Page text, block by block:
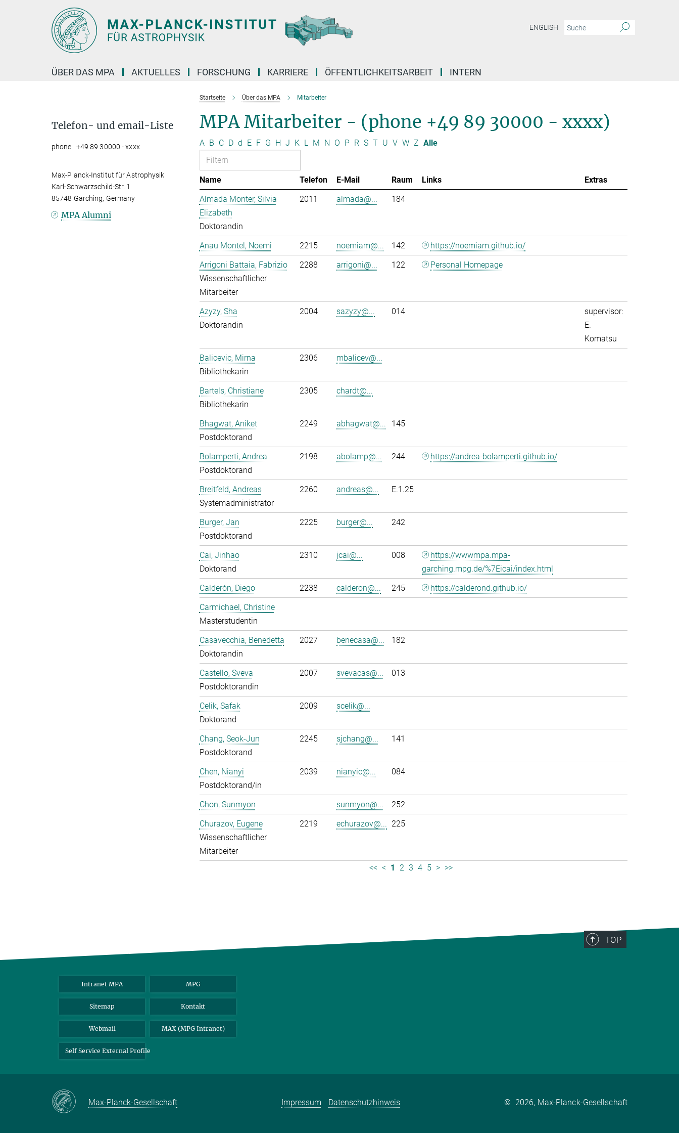
ENGLISH
ÜBER DAS MPA AKTUELLES FORSCHUNG KARRIERE ÖFFENTLICHKEITSARBEIT INTERN
Startseite Über das MPA Mitarbeiter
MPA Mitarbeiter - (phone +49 89 30000 - xxxx)
A B C D d E F G H J K L M N O P R S T U V W Z Alle
Name Telefon E-Mail Raum Links
Extras
Almada Monter, Silvia
Elizabeth
Doktorandin
2011 almada@... 184
Anau Montel, Noemi 2215 noemiam@... 142
https://noemiam.github.io/
Arrigoni Battaia, Fabrizio
Wissenschaftlicher
Mitarbeiter
2288 arrigoni@... 122 Personal Homepage
Azyzy, Sha
Doktorandin
2004 sazyzy@... 014
supervisor:
E.
Komatsu
Balicevic, Mirna
Bibliothekarin
2306 mbalicev@...
Bartels, Christiane
Bibliothekarin
2305 chardt@...
Bhagwat, Aniket
Postdoktorand
2249 abhagwat@... 145
Bolamperti, Andrea
Postdoktorand
2198 abolamp@... 244 https://andrea-bolamperti.github.io/
Breitfeld, Andreas
Systemadministrator
2260 andreas@... E.1.25
Burger, Jan
Postdoktorand
2225 burger@... 242
Cai, Jinhao
Doktorand
2310 jcai@... 008
https://wwwmpa.mpa-
garching.mpg.de/%7Eicai/index.html
Calderón, Diego
2238 calderon@... 245
https://calderond.github.io/
Carmichael, Christine
Masterstudentin
Casavecchia, Benedetta
Doktorandin
2027 benecasa@... 182
Castello, Sveva
Postdoktorandin
2007 svevacas@... 013
Celik, Safak
Doktorand
2009 scelik@...
Chang, Seok-Jun
Postdoktorand
2245 sjchang@... 141
Chen, Nianyi
Postdoktorand/in
2039 nianyic@... 084
Chon, Sunmyon sunmyon@...
252
Churazov, Eugene
Wissenschaftlicher
Mitarbeiter
2219 echurazov@... 225
<< < 1 2 3 4 5 > >>
Telefon- und email-Liste
phone +49 89 30000 - xxxx
Max-Planck-Institut für Astrophysik
Karl-Schwarzschild-Str. 1
85748 Garching, Germany
MPA Alumni
TOP
Intranet MPA MPG
Sitemap Kontakt
Webmail MAX (MPG Intranet)
Self Service External Profile
Max-Planck-Gesellschaft Impressum Datenschutzhinweis © 2026, Max-Planck-Gesellschaft